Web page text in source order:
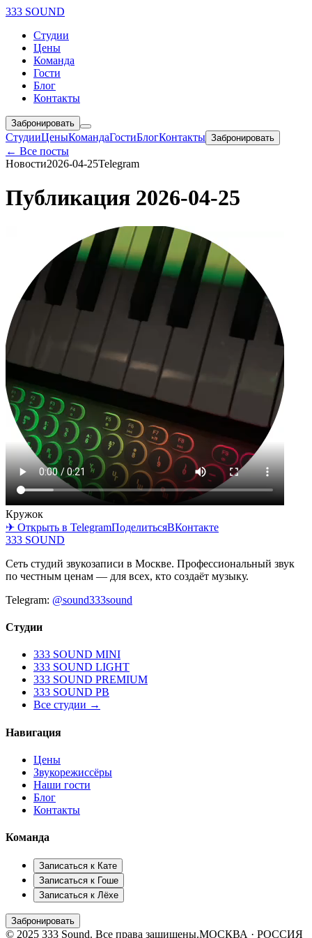
333 SOUND
Студии
Цены
Команда
Гости
Блог
Контакты
Забронировать
СтудииЦеныКомандаГостиБлогКонтакты Забронировать
← Все посты
Новости2026-04-25Telegram
Публикация 2026-04-25
Кружок
✈ Открыть в TelegramПоделитьсяВКонтакте
333 SOUND
Сеть студий звукозаписи в Москве. Профессиональный звук
по честным ценам — для всех, кто создаёт музыку.
Telegram: @sound333sound
Студии
333 SOUND MINI
333 SOUND LIGHT
333 SOUND PREMIUM
333 SOUND PB
Все студии →
Навигация
Цены
Звукорежиссёры
Наши гости
Блог
Контакты
Команда
Записаться к Кате
Записаться к Гоше
Записаться к Лёхе
Забронировать
© 2025 333 Sound. Все права защищены.МОСКВА · РОССИЯ